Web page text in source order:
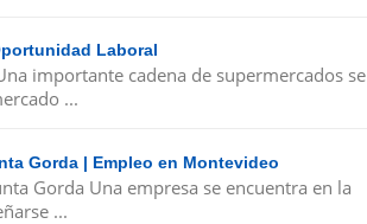
Laboral
importante cadena de supermercados se
...
Gorda | Empleo en Montevideo
Gorda Una empresa se encuentra en la
...